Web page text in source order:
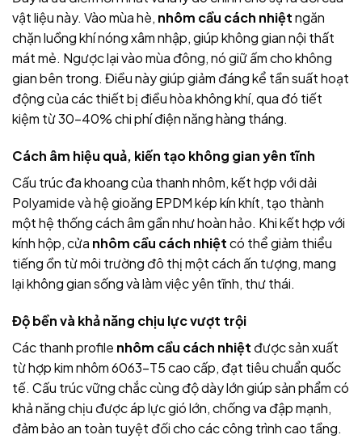
vật liệu này. Vào mùa hè, nhôm cầu cách nhiệtngăn
chặn luồng khí nóng xâm nhập, giúp không gian nội thất
mát mẻ. Ngược lại vào mùa đông, nó giữ ấm cho không
gian bên trong. Điều này giúp giảm đáng kể tần suất hoạt
động của các thiết bị điều hòa không khí, qua đó tiết
kiệm từ 30-40% chi phí điện năng hàng tháng.
Cách âm hiệu quả, kiến tạo không gian yên tĩnh
Cấu trúc đa khoang của thanh nhôm, kết hợp với dải
Polyamide và hệ gioăng EPDM kép kín khít, tạo thành
một hệ thống cách âm gần như hoàn hảo. Khi kết hợp với
kính hộp, cửa nhôm cầu cách nhiệtcó thể giảm thiểu
tiếng ồn từ môi trường đô thị một cách ấn tượng, mang
lại không gian sống và làm việc yên tĩnh, thư thái.
Độ bền và khả năng chịu lực vượt trội
Các thanh profile nhôm cầu cách nhiệt được sản xuất
từ hợp kim nhôm 6063-T5 cao cấp, đạt tiêu chuẩn quốc
tế. Cấu trúc vững chắc cùng độ dày lớn giúp sản phẩm có
khả năng chịu được áp lực gió lớn, chống va đập mạnh,
đảm bảo an toàn tuyệt đối cho các công trình cao tầng.